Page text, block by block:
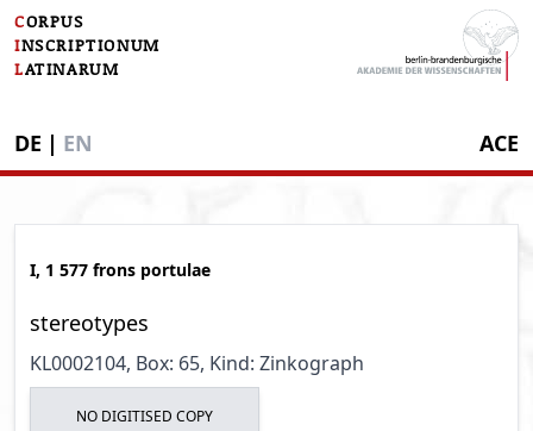
CORPUS
INSCRIPTIONUM
LATINARUM
DE | EN ACE
I, 1 577 frons portulae
stereotypes
KL0002104, Box: 65, Kind: Zinkograph
NO DIGITISED COPY